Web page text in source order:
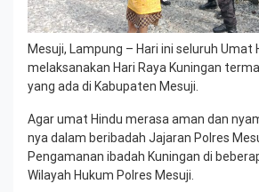
Mesuji, Lampung – Hari ini seluruh Umat
melaksanakan Hari Raya Kuningan
yang ada di Kabupaten Mesuji.
Agar umat Hindu merasa aman dan
nya dalam beribadah Jajaran Polres
Pengamanan ibadah Kuningan di
Wilayah Hukum Polres Mesuji.